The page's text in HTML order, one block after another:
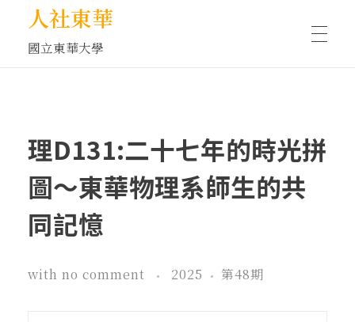
人社東華
國立東華大學
藝文空間
文化沙龍
理D131:二十七年的時光拼
圖～東華物理系師生的共
同記憶
with no comment 2025 第48期